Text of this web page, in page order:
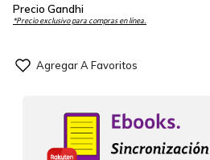
Precio Gandhi
*Precio exclusivo para compras en línea.